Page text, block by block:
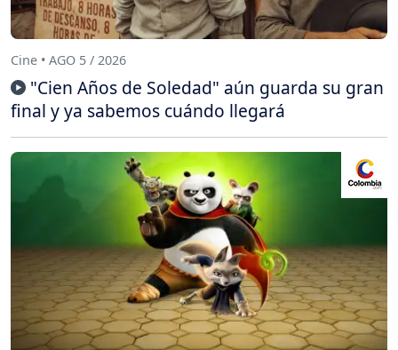
Cine • AGO 5 / 2026
"Cien Años de Soledad" aún guarda su gran
final y ya sabemos cuándo llegará